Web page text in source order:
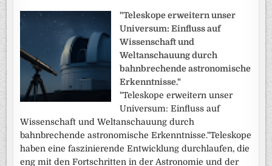
"Teleskope erweitern unser
Universum: Einfluss auf
Wissenschaft und
Weltanschauung durch
bahnbrechende astronomische
Erkenntnisse."
"Teleskope erweitern unser
Universum: Einfluss auf
Wissenschaft und Weltanschauung durch
bahnbrechende astronomische Erkenntnisse."Teleskope
haben eine faszinierende Entwicklung durchlaufen, die
eng mit den Fortschritten in der Astronomie und der